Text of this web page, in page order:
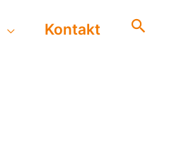
Kontakt